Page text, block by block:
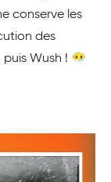
conserve les
des
Wush ! 😶‍🌫️